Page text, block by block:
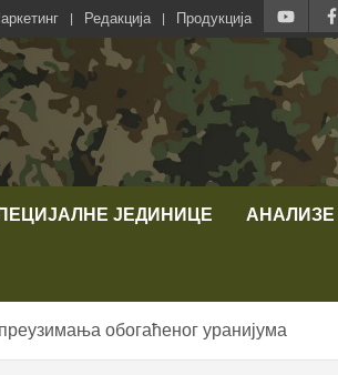
Редакција Продукција
ЈЕДИНИЦЕ АНАЛИЗЕ
обогаћеног уранијума